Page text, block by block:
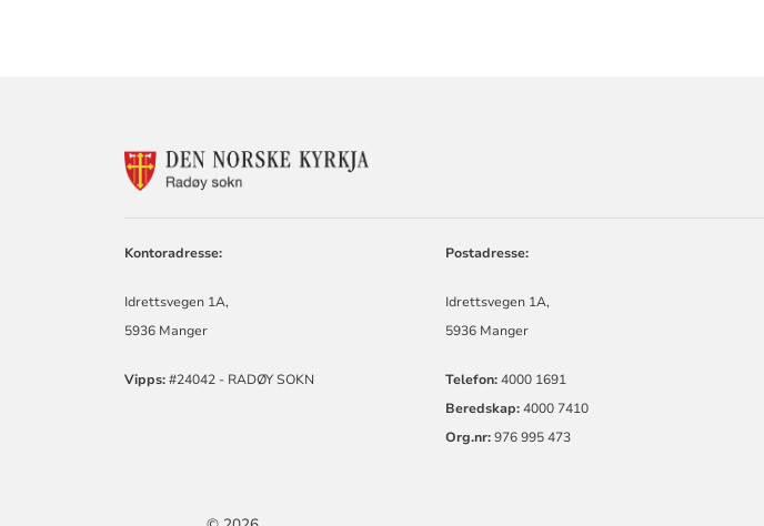
KONTAKTINFORMASJON
Kontoradresse:
Idrettsvegen 1A,
5936 Manger
Vipps:#24042 - RADØY SOKN
Postadresse:
Idrettsvegen 1A,
5936 Manger
Telefon:4000 1691
Beredskap:4000 7410
Org.nr:976 995 473